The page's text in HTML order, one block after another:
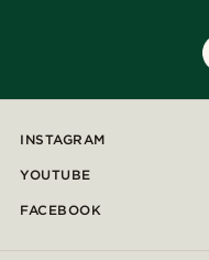
INSTAGRAM
YOUTUBE
FACEBOOK